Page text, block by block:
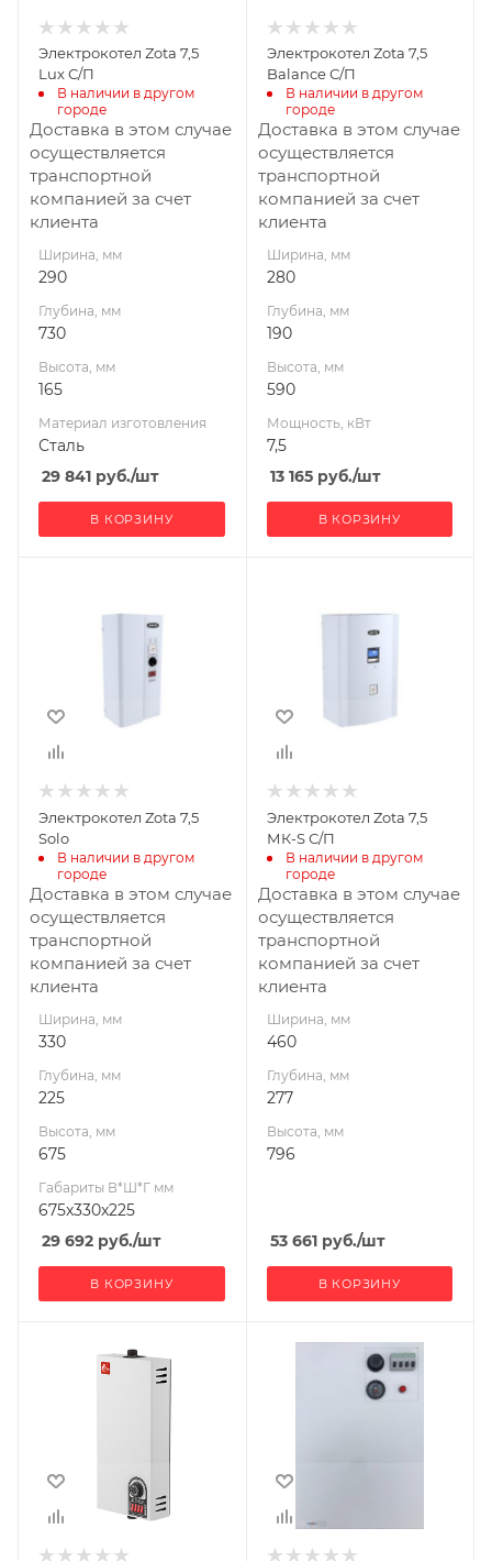
Сталь
Вид топлива
Электричество
Габариты В*Ш*Г мм
165x290x730
Гарантия, мес.
12
7,5
Электрокотел Zota 7,5
Lux С/П
В наличии в другом
городе
Доставка в этом случае
осуществляется
транспортной
компанией за счет
клиента
Ширина, мм
290
Глубина, мм
730
Высота, мм
165
Материал изготовления
Сталь
29 841 руб./шт
В КОРЗИНУ
Электрокотел Zota 7,5
Balance С/П
В наличии в другом
городе
Доставка в этом случае
осуществляется
транспортной
компанией за счет
клиента
Ширина, мм
280
Глубина, мм
190
Высота, мм
590
Мощность, кВт
7,5
13 165руб./шт
В КОРЗИНУ
675
Габариты В*Ш*Г мм
Мощность, кВт
7,5
Электрокотел Zota 7,5
Solo
В наличии в другом
городе
Доставка в этом случае
осуществляется
транспортной
компанией за счет
клиента
Ширина, мм
330
Глубина, мм
225
Высота, мм
675
Габариты В*Ш*Г мм
675x330x225
29 692 руб./шт
В КОРЗИНУ
796
Электрокотел Zota 7,5
МК-S С/П
В наличии в другом
городе
Доставка в этом случае
осуществляется
транспортной
компанией за счет
клиента
Ширина, мм
460
Глубина, мм
277
Высота, мм
796
53 661руб./шт
В КОРЗИНУ
650